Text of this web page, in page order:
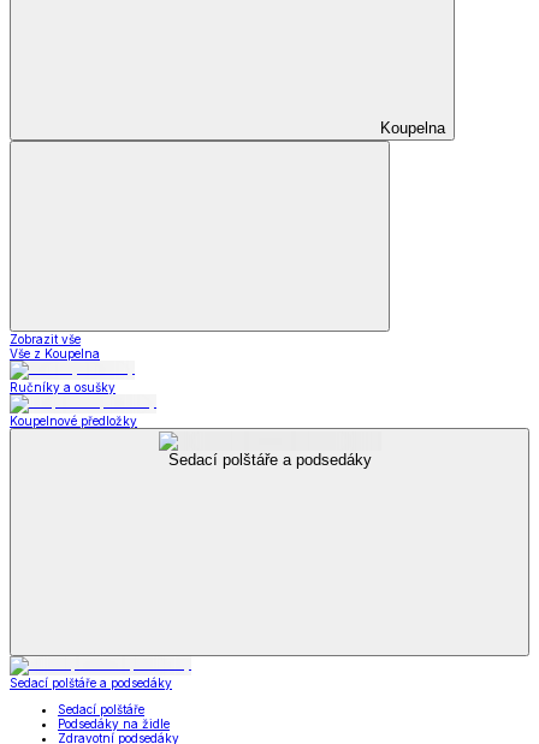
Koupelna
Zobrazit vše
Vše z Koupelna
Ručníky a osušky
Koupelnové předložky
Sedací polštáře a podsedáky
Sedací polštáře a podsedáky
Sedací polštáře
Podsedáky na židle
Zdravotní podsedáky